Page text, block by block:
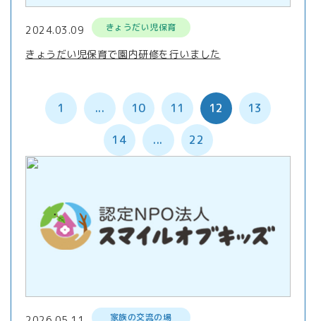
2024.03.09 きょうだい児保育
きょうだい児保育で園内研修を行いました
1 ... 10 11 12 13
14 ... 22
家族の交流の場